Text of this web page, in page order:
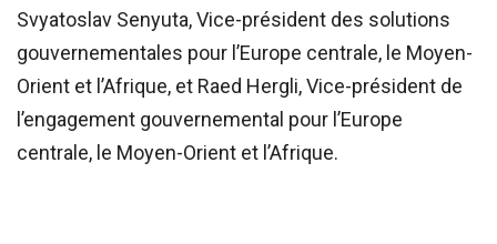
Svyatoslav Senyuta, Vice-président des solutions
gouvernementales pour l’Europe centrale, le Moyen-
Orient et l’Afrique, et Raed Hergli, Vice-président de
l’engagement gouvernemental pour l’Europe
centrale, le Moyen-Orient et l’Afrique.